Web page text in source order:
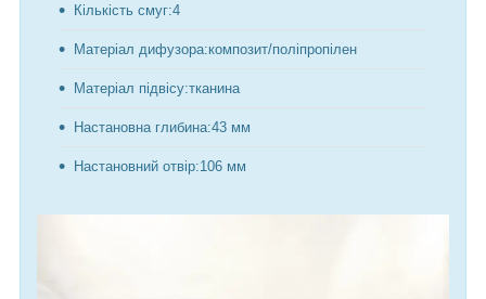
Кількість смуг:4
Матеріал дифузора:композит/поліпропілен
Матеріал підвісу:тканина
Настановна глибина:43 мм
Настановний отвір:106 мм